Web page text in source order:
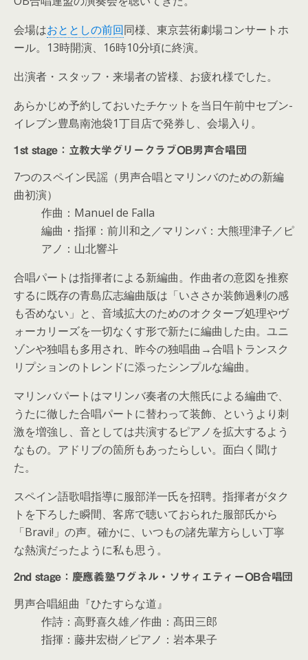
会場はおととしの前回同様、東京芸術劇場コンサートホ
ール。13時開演、16時10分頃に終演。
出演者・スタッフ・来場者の皆様、お疲れ様でした。
あらかじめ予約しておいたチケットを当日午前中セブン-
イレブン豊島南池袋1丁目店で発券し、会場入り。
1st stage：立教大学グリークラブOB男声合唱団
7つのスペイン民謡（男声合唱とマリンバのための新編
曲初演）
作曲：Manuel de Falla
編曲・指揮：前川和之／マリンバ：大熊理津子／ピ
アノ：山北響斗
合唱パートは指揮者による新編曲。作曲者の意図を推察
するに既存の青島広志編曲版は「いささか装飾過剰の感
も否めない」と、音域拡大のためのオクターブ処理やヴ
ォーカリーズを一切なくす形で新たに編曲した由。ユニ
ゾンや独唱も多用され、昨今の独唱曲→合唱トランスク
リプションのトレンドに添ったシンプルな編曲。
マリンバパートはマリンバ奏者の大熊氏による編曲で、
うたに徹した合唱パートに替わって装飾、というより刺
激を増強し、音としては共演するピアノを拡大するよう
なもの。アドリブの箇所もあったらしい。面白く聞け
た。
スペイン語歌唱指導に服部洋一氏を招聘。指揮者がタク
トを下ろした瞬間、客席で聴いておられた服部氏から
「Bravi!」の声。確かに、いつもの諸先輩方らしい丁寧
な熱演だったように私も思う。
2nd stage：慶應義塾ワグネル・ソサィエティーOB合唱団
男声合唱組曲『ひたすらな道』
作詩：高野喜久雄／作曲：髙田三郎
指揮：藤井宏樹／ピアノ：岩本果子